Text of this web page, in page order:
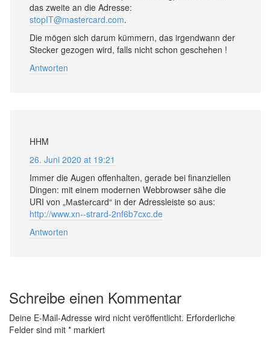
das zweite an die Adresse:
stopIT@mastercard.com.
Die mögen sich darum kümmern, das irgendwann der
Stecker gezogen wird, falls nicht schon geschehen !
Antworten
HHM
26. Juni 2020 at 19:21
Immer die Augen offenhalten, gerade bei finanziellen
Dingen: mit einem modernen Webbrowser sähe die
URI von „Маstеrсard“ in der Adressleiste so aus:
http://www.xn--strard-2nf6b7cxc.de
Antworten
Schreibe einen Kommentar
Deine E-Mail-Adresse wird nicht veröffentlicht. Erforderliche
Felder sind mit * markiert